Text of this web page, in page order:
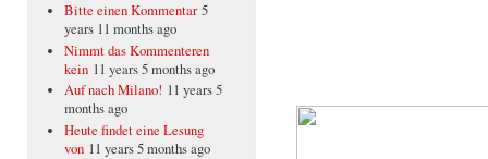
Bitte einen Kommentar 5
years 11 months ago
Nimmt das Kommenteren
kein 11 years 5 months ago
Auf nach Milano! 11 years 5
months ago
Heute findet eine Lesung
von 11 years 5 months ago